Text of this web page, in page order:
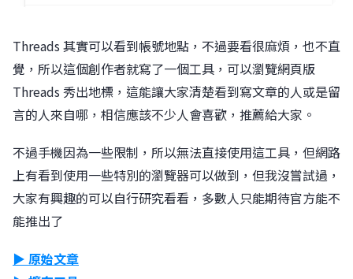
Threads 其實可以看到帳號地點，不過要看很麻煩，也不直
覺，所以這個創作者就寫了一個工具，可以瀏覽網頁版
Threads 秀出地標，這能讓大家清楚看到寫文章的人或是留
言的人來自哪，相信應該不少人會喜歡，推薦給大家。
不過手機因為一些限制，所以無法直接使用這工具，但網路
上有看到使用一些特別的瀏覽器可以做到，但我沒嘗試過，
大家有興趣的可以自行研究看看，多數人只能期待官方能不
能推出了
▶︎ 原始文章